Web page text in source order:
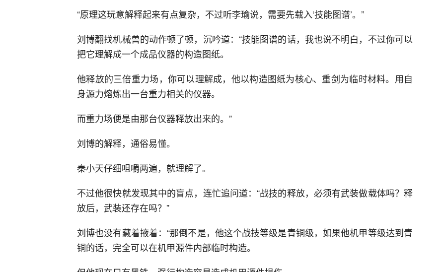
“原理这玩意解释起来有点复杂，不过听李瑜说，需要先载入‘技能图谱’。”
刘博翻找机械兽的动作顿了顿，沉吟道：“技能图谱的话，我也说不明白，不过你可以
把它理解成一个成品仪器的构造图纸。
他释放的三倍重力场，你可以理解成，他以构造图纸为核心、重剑为临时材料。用自
身源力熔炼出一台重力相关的仪器。
而重力场便是由那台仪器释放出来的。”
刘博的解释，通俗易懂。
秦小天仔细咀嚼两遍，就理解了。
不过他很快就发现其中的盲点，连忙追问道：“战技的释放，必须有武装做载体吗？释
放后，武装还存在吗？”
刘博也没有藏着掖着：“那倒不是，他这个战技等级是青铜级，如果他机甲等级达到青
铜的话，完全可以在机甲源件内部临时构造。